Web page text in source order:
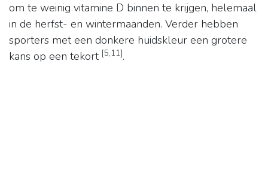
om te weinig vitamine D binnen te krijgen, helemaal
in de herfst- en wintermaanden. Verder hebben
sporters met een donkere huidskleur een grotere
kans op een tekort [5,11].